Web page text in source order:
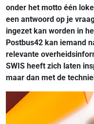
onder het motto één
een antwoord op je
ingezet kan worden in
Postbus42 kan iemand
relevante
SWIS heeft zich laten
maar dan met de